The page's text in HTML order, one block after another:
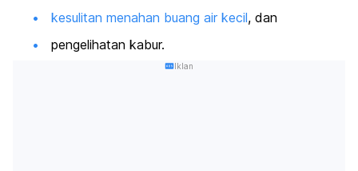
kesulitan menahan buang air kecil, dan
pengelihatan kabur.
Iklan